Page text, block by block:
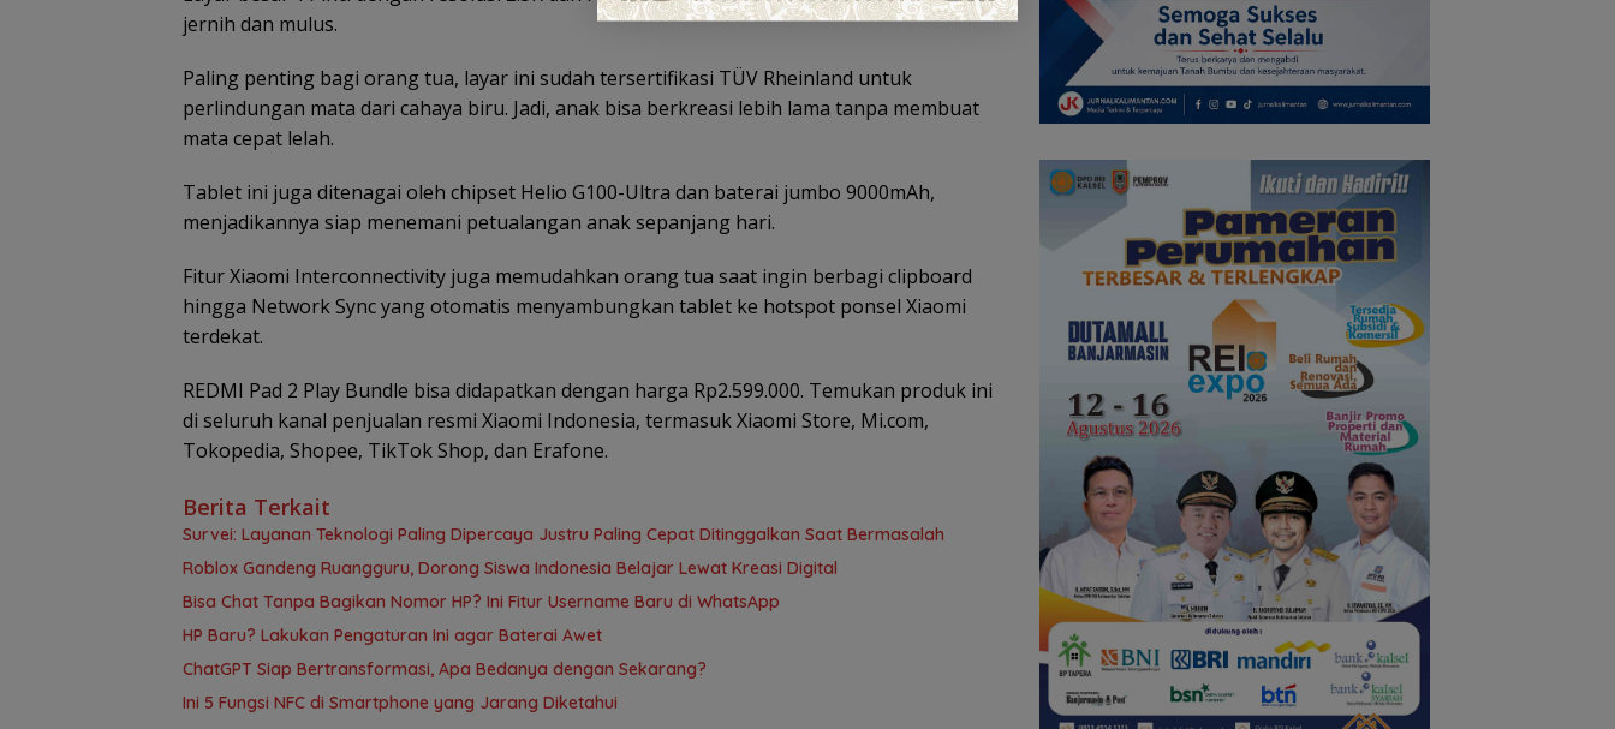
jernih dan mulus.
Paling penting bagi orang tua, layar ini sudah tersertifikasi TÜV Rheinland untuk
perlindungan mata dari cahaya biru. Jadi, anak bisa berkreasi lebih lama tanpa membuat
mata cepat lelah.
Tablet ini juga ditenagai oleh chipset Helio G100-Ultra dan baterai jumbo 9000mAh,
menjadikannya siap menemani petualangan anak sepanjang hari.
Fitur Xiaomi Interconnectivity juga memudahkan orang tua saat ingin berbagi clipboard
hingga Network Sync yang otomatis menyambungkan tablet ke hotspot ponsel Xiaomi
terdekat.
REDMI Pad 2 Play Bundle bisa didapatkan dengan harga Rp2.599.000. Temukan produk ini
di seluruh kanal penjualan resmi Xiaomi Indonesia, termasuk Xiaomi Store, Mi.com,
Tokopedia, Shopee, TikTok Shop, dan Erafone.
Berita Terkait
Survei: Layanan Teknologi Paling Dipercaya Justru Paling Cepat Ditinggalkan Saat Bermasalah
Roblox Gandeng Ruangguru, Dorong Siswa Indonesia Belajar Lewat Kreasi Digital
Bisa Chat Tanpa Bagikan Nomor HP? Ini Fitur Username Baru di WhatsApp
HP Baru? Lakukan Pengaturan Ini agar Baterai Awet
ChatGPT Siap Bertransformasi, Apa Bedanya dengan Sekarang?
Ini 5 Fungsi NFC di Smartphone yang Jarang Diketahui